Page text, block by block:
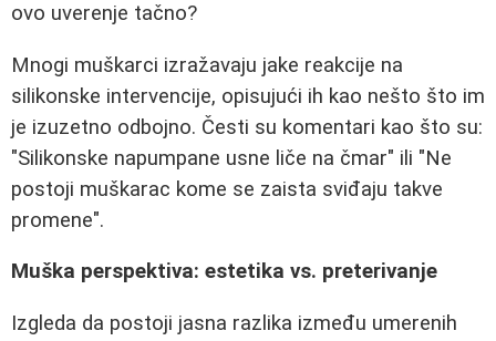
ovo uverenje tačno?
Mnogi muškarci izražavaju jake reakcije na
silikonske intervencije, opisujući ih kao nešto što im
je izuzetno odbojno. Česti su komentari kao što su:
"Silikonske napumpane usne liče na čmar" ili "Ne
postoji muškarac kome se zaista sviđaju takve
promene".
Muška perspektiva: estetika vs. preterivanje
Izgleda da postoji jasna razlika između umerenih